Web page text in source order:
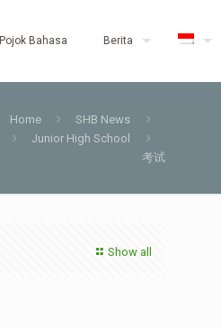
Pojok Bahasa Berita
Home
SHB News
Junior High School
考试
Show all